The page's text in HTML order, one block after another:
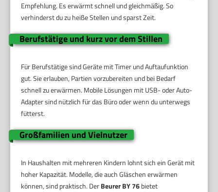
Empfehlung. Es erwärmt schnell und gleichmäßig. So
verhinderst du zu heiße Stellen und sparst Zeit.
Berufstätige und kurz vor dem Stillen
Für Berufstätige sind Geräte mit Timer und Auftaufunktion
gut. Sie erlauben, Partien vorzubereiten und bei Bedarf
schnell zu erwärmen. Mobile Lösungen mit USB- oder Auto-
Adapter sind nützlich für das Büro oder wenn du unterwegs
fütterst.
Großfamilien und Vielnutzer
In Haushalten mit mehreren Kindern lohnt sich ein Gerät mit
hoher Kapazität. Modelle, die auch Gläschen erwärmen
können, sind praktisch. DerBeurer BY 76bietet